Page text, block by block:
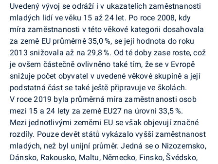
Uvedený vývoj se odráží i v ukazatelích zaměstnanosti
mladých lidí ve věku 15 až 24 let. Po roce 2008, kdy
míra zaměstnanosti v této věkové kategorii dosahovala
za země EU průměrně 35,0 %, se její hodnota do roku
2013 snižovala až na 29,8 %. Od té doby zase roste, což
je ovšem částečně ovlivněno také tím, že se v Evropě
snižuje počet obyvatel v uvedené věkové skupině a její
podstatná část se také ještě připravuje ve školách.
V roce 2019 byla průměrná míra zaměstnanosti osob
mezi 15 a 24 lety za země EU27 na úrovni 33,5 %.
Mezi jednotlivými zeměmi EU se však objevují značné
rozdíly. Pouze devět států vykázalo vyšší zaměstnanost
mladých, než byl unijní průměr. Jedná se o Nizozemsko,
Dánsko, Rakousko, Maltu, Německo, Finsko, Švédsko,